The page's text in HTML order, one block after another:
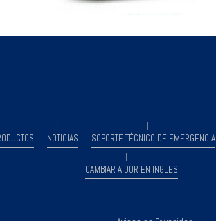
NOTICIAS SOPORTE TÉCNICO DE EMERGENCIA
CAMBIAR A DOR EN INGLES